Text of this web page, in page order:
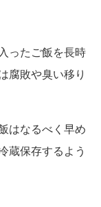
ったご飯を長時
腐敗や臭い移り
はなるべく早め
蔵保存するよう